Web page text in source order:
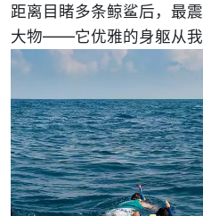
距离目睹多条鲸鲨后，最
大物——它优雅的身躯从我